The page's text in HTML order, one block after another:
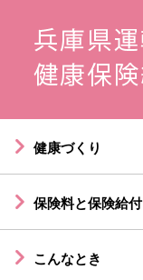
健康づくり
保険料と保険給付
こんなとき